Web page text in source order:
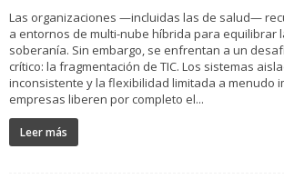
Las organizaciones —incluidas las de salud—
a entornos de multi-nube híbrida para equilibrar
soberanía. Sin embargo, se enfrentan a un
crítico: la fragmentación de TIC. Los sistemas
inconsistente y la flexibilidad limitada a menudo
empresas liberen por completo el...
Leer más